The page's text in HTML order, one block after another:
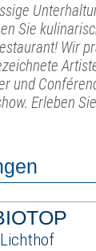
Sie
Wir
und
Erleben